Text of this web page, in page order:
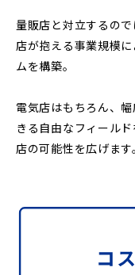
量販店と対立するの
店が抱える事業規模
ムを構築。
電気店はもちろん、
きる自由なフィール
店の可能性を広げます。